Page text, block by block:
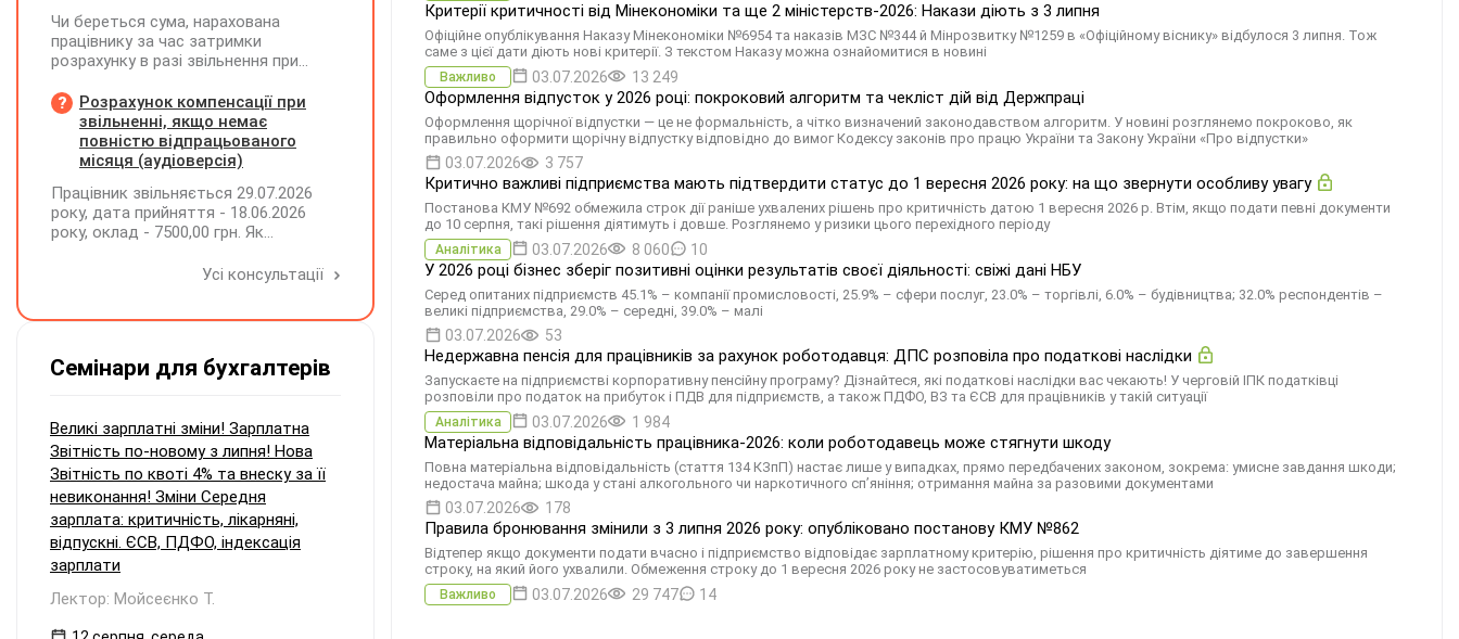
Критерії критичності від Мінекономіки та ще 2 міністерств-2026: Накази діють з 3 липня
Офіційне опублікування Наказу Мінекономіки №6954 та наказів МЗС №344 й Мінрозвитку №1259 в «Офіційному віснику» відбулося 3 липня. Тож
саме з цієї дати діють нові критерії. З текстом Наказу можна ознайомитися в новині
Важливо 03.07.2026 13 249
Оформлення відпусток у 2026 році: покроковий алгоритм та чекліст дій від Держпраці
Оформлення щорічної відпустки — це не формальність, а чітко визначений законодавством алгоритм. У новині розглянемо покроково, як
правильно оформити щорічну відпустку відповідно до вимог Кодексу законів про працю України та Закону України «Про відпустки»
03.07.2026 3 757
Критично важливі підприємства мають підтвердити статус до 1 вересня 2026 року: на що звернути особливу увагу
Постанова КМУ №692 обмежила строк дії раніше ухвалених рішень про критичність датою 1 вересня 2026 р. Втім, якщо подати певні документи
до 10 серпня, такі рішення діятимуть і довше. Розглянемо у ризики цього перехідного періоду
Аналітика 03.07.2026 8 060 10
У 2026 році бізнес зберіг позитивні оцінки результатів своєї діяльності: свіжі дані НБУ
Серед опитаних підприємств 45.1% – компанії промисловості, 25.9% – сфери послуг, 23.0% – торгівлі, 6.0% – будівництва; 32.0% респондентів –
великі підприємства, 29.0% – середні, 39.0% – малі
03.07.2026 53
Недержавна пенсія для працівників за рахунок роботодавця: ДПС розповіла про податкові наслідки
Запускаєте на підприємстві корпоративну пенсійну програму? Дізнайтеся, які податкові наслідки вас чекають! У черговій ІПК податківці
розповіли про податок на прибуток і ПДВ для підприємств, а також ПДФО, ВЗ та ЄСВ для працівників у такій ситуації
Аналітика 03.07.2026 1 984
Матеріальна відповідальність працівника-2026: коли роботодавець може стягнути шкоду
Повна матеріальна відповідальність (стаття 134 КЗпП) настає лише у випадках, прямо передбачених законом, зокрема: умисне завдання шкоди;
недостача майна; шкода у стані алкогольного чи наркотичного сп’яніння; отримання майна за разовими документами
03.07.2026 178
Правила бронювання змінили з 3 липня 2026 року: опубліковано постанову КМУ №862
Відтепер якщо документи подати вчасно і підприємство відповідає зарплатному критерію, рішення про критичність діятиме до завершення
строку, на який його ухвалили. Обмеження строку до 1 вересня 2026 року не застосовуватиметься
Важливо 03.07.2026 29 747 14
Чи береться сума, нарахована
працівнику за час затримки
розрахунку в разі звільнення при
заробітної плати (винагороди), для
розрахунку внеску на підтримку
працевлаштування осіб з
інвалідністю?
Розрахунок компенсації при
звільненні, якщо немає
повністю відпрацьованого
місяця (аудіоверсія)
Працівник звільняється 29.07.2026
року, дата прийняття - 18.06.2026
року, оклад - 7500,00 грн. Як
невикористаних днів відпустки при
Усі консультації
Семінари для бухгалтерів
Великі зарплатні зміни! Зарплатна
Звітність по-новому з липня! Нова
Звітність по квоті 4% та внеску за її
невиконання! Зміни Середня
зарплата: критичність, лікарняні,
відпускні. ЄСВ, ПДФО, індексація
зарплати
Лектор: Мойсеєнко Т.